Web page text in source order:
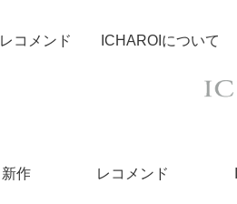
新作 レコメンド
レコメンド ICHAROIについて